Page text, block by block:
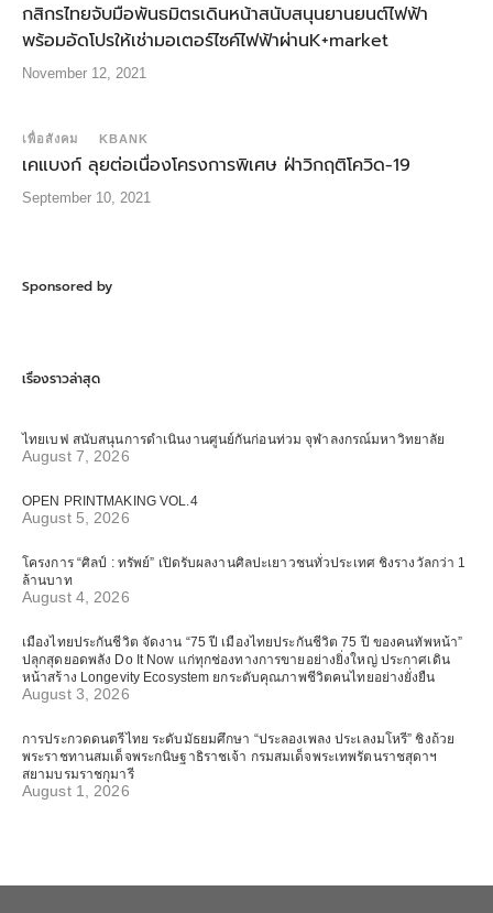
กสิกรไทยจับมือพันธมิตรเดินหน้าสนับสนุนยานยนต์ไฟฟ้า
พร้อมอัดโปรให้เช่ามอเตอร์ไซค์ไฟฟ้าผ่านK+market
November 12, 2021
เพื่อสังคม KBANK
เคแบงก์ ลุยต่อเนื่องโครงการพิเศษ ฝ่าวิกฤติโควิด-19
September 10, 2021
Sponsored by
เรื่องราวล่าสุด
ไทยเบฟ สนับสนุนการดำเนินงานศูนย์กันก่อนท่วม จุฬาลงกรณ์มหาวิทยาลัย
August 7, 2026
OPEN PRINTMAKING VOL.4
August 5, 2026
โครงการ “ศิลป์ : ทรัพย์” เปิดรับผลงานศิลปะเยาวชนทั่วประเทศ ชิงรางวัลกว่า 1
ล้านบาท
August 4, 2026
เมืองไทยประกันชีวิต จัดงาน “75 ปี เมืองไทยประกันชีวิต 75 ปี ของคนทัพหน้า”
ปลุกสุดยอดพลัง Do It Now แก่ทุกช่องทางการขายอย่างยิ่งใหญ่ ประกาศเดิน
หน้าสร้าง Longevity Ecosystem ยกระดับคุณภาพชีวิตคนไทยอย่างยั่งยืน
August 3, 2026
การประกวดดนตรีไทย ระดับมัธยมศึกษา “ประลองเพลง ประเลงมโหรี” ชิงถ้วย
พระราชทานสมเด็จพระกนิษฐาธิราชเจ้า กรมสมเด็จพระเทพรัตนราชสุดาฯ
สยามบรมราชกุมารี
August 1, 2026